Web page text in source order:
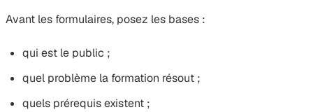
Avant les formulaires, posez les bases :
qui est le public ;
quel problème la formation résout ;
quels prérequis existent ;